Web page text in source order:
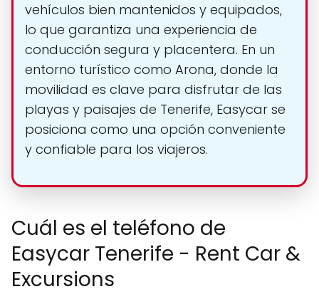
vehículos bien mantenidos y equipados,
lo que garantiza una experiencia de
conducción segura y placentera. En un
entorno turístico como Arona, donde la
movilidad es clave para disfrutar de las
playas y paisajes de Tenerife, Easycar se
posiciona como una opción conveniente
y confiable para los viajeros.
Cuál es el teléfono de
Easycar Tenerife - Rent Car &
Excursions